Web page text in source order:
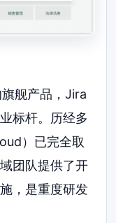
舰产品，Jira
标杆。历经多
）已完全取
团队提供了开
，是重度研发